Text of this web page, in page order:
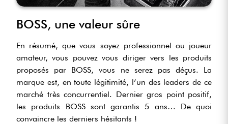
BOSS, une valeur sûre
En résumé, que vous soyez professionnel ou joueur
amateur, vous pouvez vous diriger vers les produits
proposés par BOSS, vous ne serez pas déçus. La
marque est, en toute légitimité, l’un des leaders de ce
marché très concurrentiel. Dernier gros point positif,
les produits BOSS sont garantis 5 ans… De quoi
convaincre les derniers hésitants !